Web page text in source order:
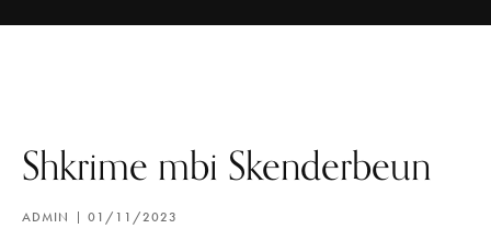
Shkrime mbi Skenderbeun
ADMIN 01/11/2023